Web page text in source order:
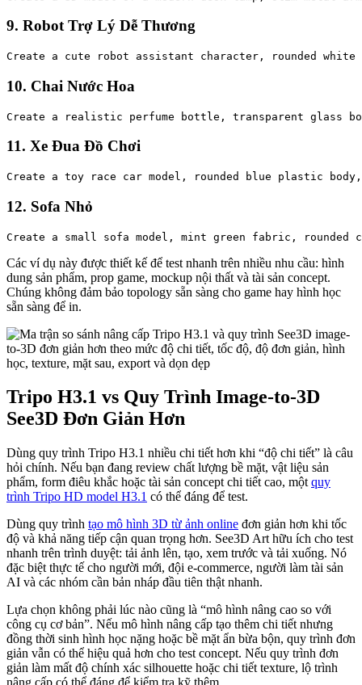
9. Robot Trợ Lý Dễ Thương
10. Chai Nước Hoa
11. Xe Đua Đồ Chơi
12. Sofa Nhỏ
Các ví dụ này được thiết kế để test nhanh trên nhiều nhu cầu: hình
dung sản phẩm, prop game, mockup nội thất và tài sản concept.
Chúng không đảm bảo topology sẵn sàng cho game hay hình học
sẵn sàng để in.
Tripo H3.1 vs Quy Trình Image-to-3D
See3D Đơn Giản Hơn
Dùng quy trình Tripo H3.1 nhiều chi tiết hơn khi “độ chi tiết” là câu
hỏi chính. Nếu bạn đang review chất lượng bề mặt, vật liệu sản
phẩm, form điêu khắc hoặc tài sản concept chi tiết cao, một quy
trình Tripo HD model H3.1 có thể đáng để test.
Dùng quy trình tạo mô hình 3D từ ảnh online đơn giản hơn khi tốc
độ và khả năng tiếp cận quan trọng hơn. See3D Art hữu ích cho test
nhanh trên trình duyệt: tải ảnh lên, tạo, xem trước và tải xuống. Nó
đặc biệt thực tế cho người mới, đội e-commerce, người làm tài sản
AI và các nhóm cần bản nháp đầu tiên thật nhanh.
Lựa chọn không phải lúc nào cũng là “mô hình nâng cao so với
công cụ cơ bản”. Nếu mô hình nâng cấp tạo thêm chi tiết nhưng
đồng thời sinh hình học nặng hoặc bề mặt ẩn bừa bộn, quy trình đơn
giản vẫn có thể hiệu quả hơn cho test concept. Nếu quy trình đơn
giản làm mất độ chính xác silhouette hoặc chi tiết texture, lộ trình